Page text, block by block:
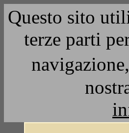
Questo sito
terze parti